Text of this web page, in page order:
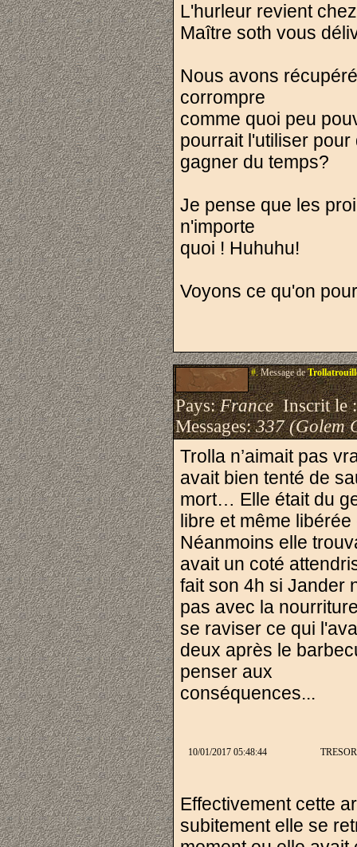
L'hurleur revient
Maître soth vous
Nous avons
corrompre
comme quoi peu
pourrait l'utiliser
gagner du temps?
Je pense que les
n'importe
quoi ! Huhuhu!
Voyons ce qu'on
#.Message de
Pays:FranceInscrit le
Messages:337 (Golem
Trolla n’aimait pas
avait bien tenté de
mort… Elle était du
libre et même
Néanmoins elle
avait un coté
fait son 4h si Jander
pas avec la
se raviser ce qui
deux après le
penser aux
conséquences...
10/01/2017 05:48:44 TRESOR
Effectivement cette
subitement elle se